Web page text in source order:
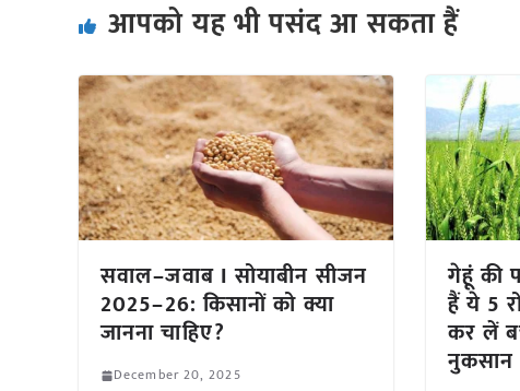
आपको यह भी पसंद आ सकता हैं
सवाल–जवाब I सोयाबीन सीजन
2025–26: किसानों को क्या
जानना चाहिए?
December 20, 2025
गेहूं की
हैं ये 5
कर लें
नुकसान